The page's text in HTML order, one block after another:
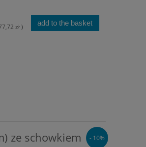
zł ) add to the basket
ze schowkiem - 10%